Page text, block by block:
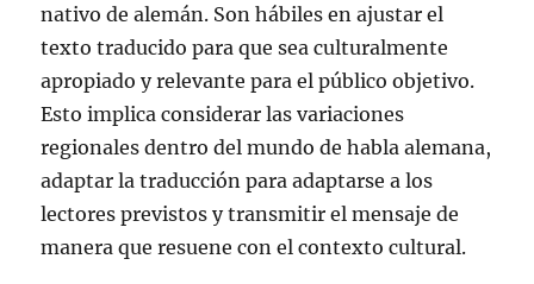
nativo de alemán. Son hábiles en ajustar el
texto traducido para que sea culturalmente
apropiado y relevante para el público objetivo.
Esto implica considerar las variaciones
regionales dentro del mundo de habla alemana,
adaptar la traducción para adaptarse a los
lectores previstos y transmitir el mensaje de
manera que resuene con el contexto cultural.